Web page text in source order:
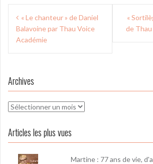
Navigation
de
l’article
« Le chanteur » de Daniel
Balavoine par Thau Voice
Académie
«
de
Archives
Archives
Articles les plus vues
Martine : 77 ans de vie,